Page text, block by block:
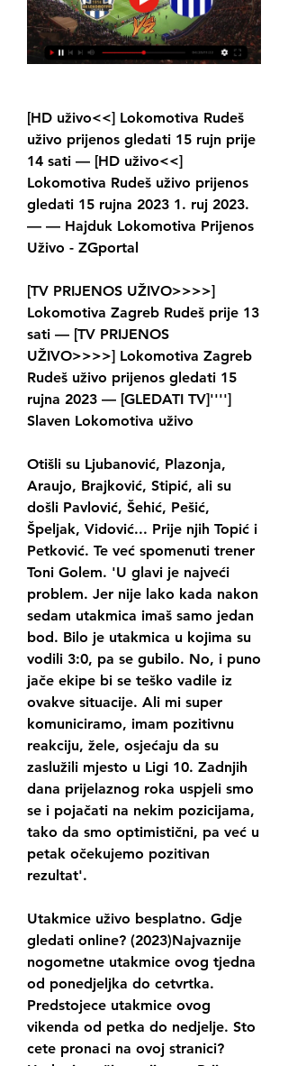
[HD uživo<<] Lokomotiva Rudeš
uživo prijenos gledati 15 rujn prije
14 sati — [HD uživo<<]
Lokomotiva Rudeš uživo prijenos
gledati 15 rujna 2023 1. ruj 2023.
— — Hajduk Lokomotiva Prijenos
Uživo - ZGportal
[TV PRIJENOS UŽIVO>>>>]
Lokomotiva Zagreb Rudeš prije 13
sati — [TV PRIJENOS
UŽIVO>>>>] Lokomotiva Zagreb
Rudeš uživo prijenos gledati 15
rujna 2023 — [GLEDATI TV]'''']
Slaven Lokomotiva uživo
Otišli su Ljubanović, Plazonja,
Araujo, Brajković, Stipić, ali su
došli Pavlović, Šehić, Pešić,
Špeljak, Vidović... Prije njih Topić i
Petković. Te već spomenuti trener
Toni Golem. 'U glavi je najveći
problem. Jer nije lako kada nakon
sedam utakmica imaš samo jedan
bod. Bilo je utakmica u kojima su
vodili 3:0, pa se gubilo. No, i puno
jače ekipe bi se teško vadile iz
ovakve situacije. Ali mi super
komuniciramo, imam pozitivnu
reakciju, žele, osjećaju da su
zaslužili mjesto u Ligi 10. Zadnjih
dana prijelaznog roka uspjeli smo
se i pojačati na nekim pozicijama,
tako da smo optimistični, pa već u
petak očekujemo pozitivan
rezultat'.
Utakmice uživo besplatno. Gdje
gledati online? (2023)Najvaznije
nogometne utakmice ovog tjedna
od ponedjeljka do cetvrtka.
Predstojece utakmice ovog
vikenda od petka do nedjelje. Sto
cete pronaci na ovoj stranici?